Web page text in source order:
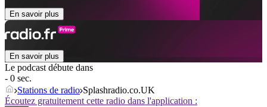
En savoir plus
En savoir plus
Le podcast débute dans
- 0 sec.
Stations de radio Splashradio.co.UK
Écoutez gratuitement cette radio dans l'application :